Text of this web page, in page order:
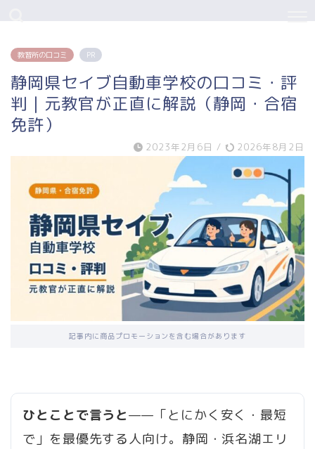
教習所の口コミ PR
静岡県セイブ自動車学校の口コミ・評
判｜元教官が正直に解説（静岡・合宿
免許）
2023年2月6日 / 2026年8月2日
記事内に商品プロモーションを含む場合があります
ひとことで言うと——「とにかく安く・最短
で」を最優先する人向け。静岡・浜名湖エリ